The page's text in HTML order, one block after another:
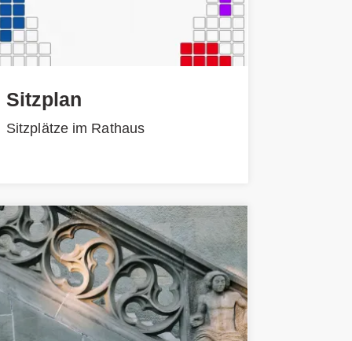
Sitzplan
Sitzplätze im Rathaus